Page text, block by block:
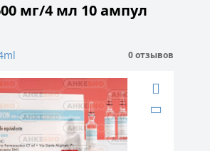
мг/4 мл 10 ампул
0 отзывов